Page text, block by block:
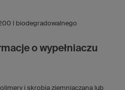
l biodegradowalnego
o wypełniaczu
i skrobia ziemniaczana lub